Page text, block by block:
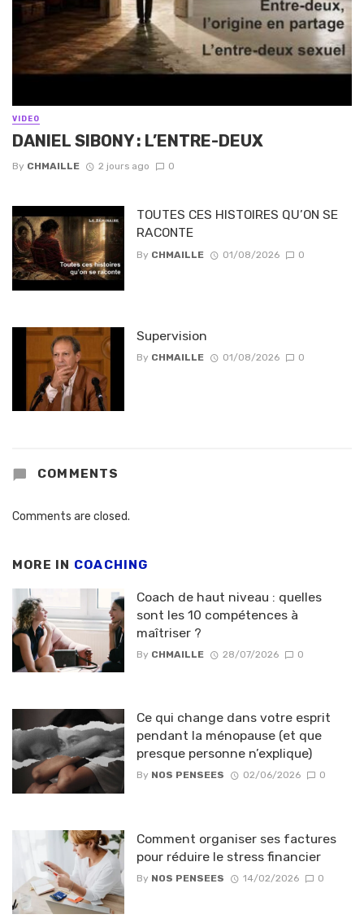
VIDEO
DANIEL SIBONY : L’ENTRE-DEUX
By CHMAILLE 2 jours ago 0
TOUTES CES HISTOIRES QU’ON SE
RACONTE
By CHMAILLE 01/08/2026 0
Supervision
By CHMAILLE 01/08/2026 0
COMMENTS
Comments are closed.
MORE IN COACHING
Coach de haut niveau : quelles
sont les 10 compétences à
maîtriser ?
By CHMAILLE 28/07/2026 0
Ce qui change dans votre esprit
pendant la ménopause (et que
presque personne n’explique)
By NOS PENSEES 02/06/2026 0
Comment organiser ses factures
pour réduire le stress financier
By NOS PENSEES 14/02/2026 0